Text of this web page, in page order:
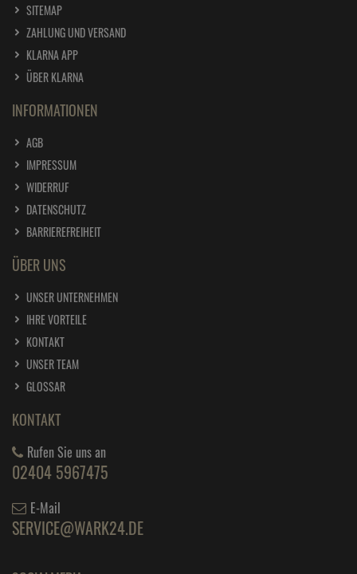
SITEMAP
ZAHLUNG UND VERSAND
KLARNA APP
ÜBER KLARNA
INFORMATIONEN
AGB
IMPRESSUM
WIDERRUF
DATENSCHUTZ
BARRIEREFREIHEIT
ÜBER UNS
UNSER UNTERNEHMEN
IHRE VORTEILE
KONTAKT
UNSER TEAM
GLOSSAR
KONTAKT
Rufen Sie uns an
02404 5967475
E-Mail
SERVICE@WARK24.DE